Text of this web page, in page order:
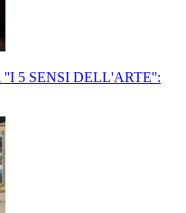
5 SENSI DELL'ARTE'':